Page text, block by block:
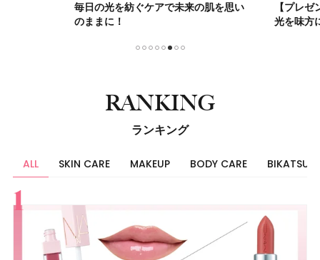
毎日の光を紡ぐケアで未来の肌を思い
のままに！
【プレ
光を味方
RANKING
ランキング
ALL SKIN CARE MAKEUP BODY CARE BIKATSU
すべて
スキンケア
メイク
ボディケア
美活
ヘア
ライフスタイル
ビューティーズ